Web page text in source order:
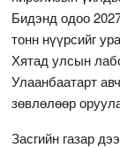
Бидэнд одоо
тонн нүүрсийг
Хятад улсын
Улаанбаатарт
зөвлөлөөр
Засгийн газар